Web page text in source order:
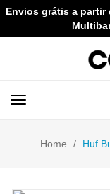
Envios grátis a partir
Home Huf